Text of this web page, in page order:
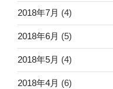
2018年7月 (4)
2018年6月 (5)
2018年5月 (4)
2018年4月 (6)